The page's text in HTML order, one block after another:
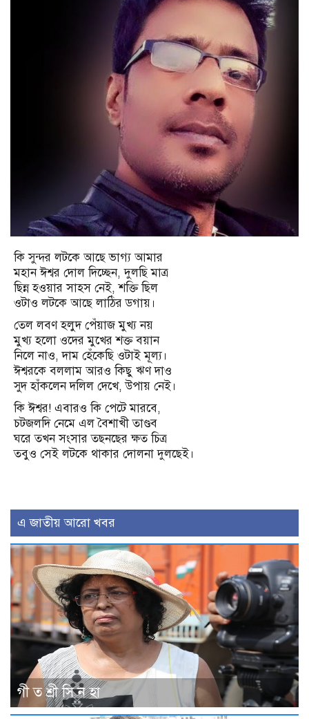
কি সুন্দর লটকে আছে ভাগ্য আমার
মহান ঈশ্বর দোল দিচ্ছেন, দুলছি মাত্র
ছিন্ন হওয়ার সাহস নেই, শক্তি ছিল
ওটাও লটকে আছে লাঠির ডগায়।
তেল লবণ হলুদ পেঁয়াজ মুখ্য নয়
মুখ্য হলো ওদের মুখের শক্ত বয়ান
নিলে নাও, দাম হেঁকেছি ওটাই মূল্য।
ঈশ্বরকে বললাম আরও কিছু ঋণ দাও
সুদ হাঁকলেন দলিল দেখে, উপায় নেই।
কি ঈশ্বর! এবারও কি পেটে মারবে,
চটজলদি নেমে এল বৈশাখী তাণ্ডব
ঘরে তখন সংসার তছনছের ক্ষত চিত্র
তবুও সেই লটকে থাকার দোলনা দুলছেই।
এ জাতীয় আরো খবর
গী ত শ্রী সি ন হা